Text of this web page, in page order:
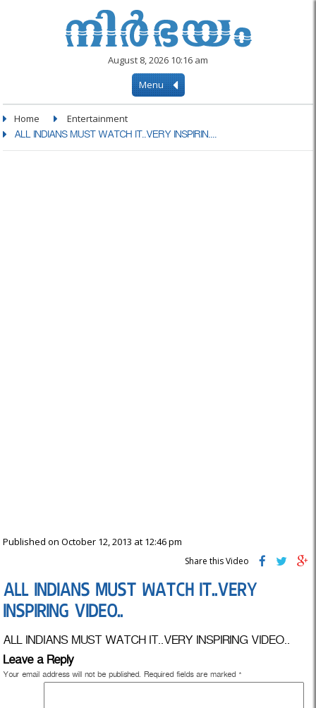
August 8, 2026 10:16 am
Menu
Home Entertainment
ALL INDIANS MUST WATCH IT..VERY INSPIRIN....
Published on October 12, 2013 at 12:46 pm
Share this Video
ALL INDIANS MUST WATCH IT..VERY
INSPIRING VIDEO..
ALL INDIANS MUST WATCH IT..VERY INSPIRING VIDEO..
Leave a Reply
Your email address will not be published. Required fields are marked *